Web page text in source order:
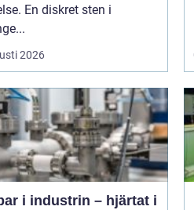
En diskret sten i
2026
i industrin – hjärtat i